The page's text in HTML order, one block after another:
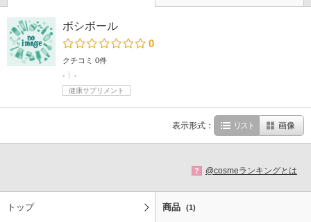
ボシボール
0
クチコミ 0件
-
-
健康サプリメント
表示形式： リスト 画像
? @cosmeランキングとは
トップ 商品 (1)